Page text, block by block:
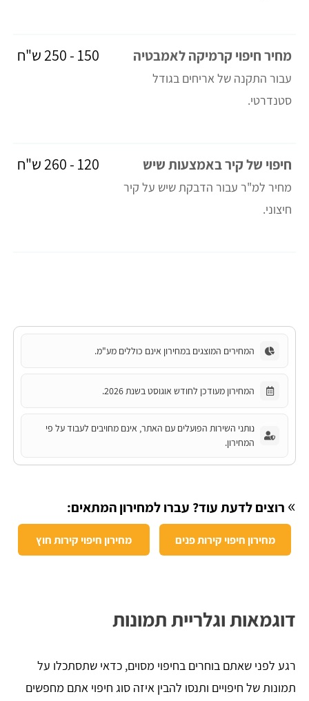
מחיר חיפוי קרמיקה לאמבטיה
עבור התקנה של אריחים בגודל
סטנדרטי.
150 - 250 ש"ח
חיפוי של קיר באמצעות שיש
מחיר למ"ר עבור הדבקת שיש על קיר
חיצוני.
120 - 260 ש"ח
המחירים המוצגים במחירון אינם כוללים מע"מ.
המחירון מעודכן לחודש אוגוסט בשנת 2026.
נותני השירות הפועלים עם האתר, אינם מחויבים לעבוד על פי
המחירון.
» רוצים לדעת עוד? עברו למחירון המתאים:
מחירון חיפוי קירות פנים מחירון חיפוי קירות חוץ
דוגמאות וגלריית תמונות
רגע לפני שאתם בוחרים בחיפוי מסוים, כדאי שתסתכלו על
תמונות של חיפויים ותנסו להבין איזה סוג חיפוי אתם מחפשים